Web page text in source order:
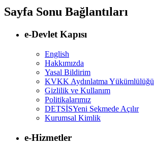
Sayfa Sonu Bağlantıları
e-Devlet Kapısı
English
Hakkımızda
Yasal Bildirim
KVKK Aydınlatma Yükümlülüğü
Gizlilik ve Kullanım
Politikalarımız
DETSİSYeni Sekmede Açılır
Kurumsal Kimlik
e-Hizmetler